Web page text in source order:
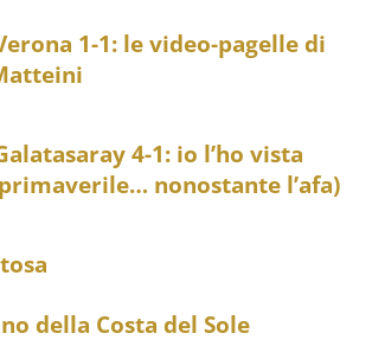
1-1: le video-pagelle di
4-1: io l’ho vista
nonostante l’afa)
della Costa del Sole